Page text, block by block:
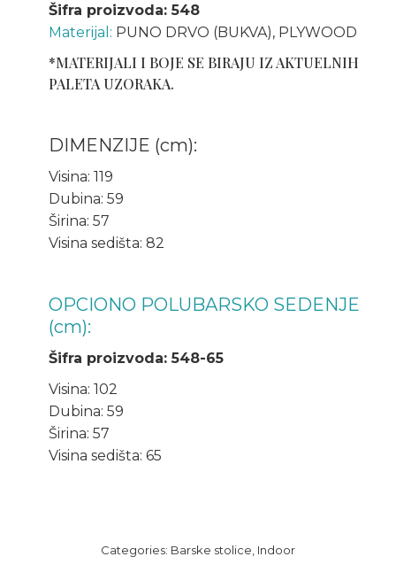
Šifra proizvoda: 548
Materijal: PUNO DRVO (BUKVA), PLYWOOD
*MATERIJALI I BOJE SE BIRAJU IZ AKTUELNIH
PALETA UZORAKA.
DIMENZIJE (cm):
Visina: 119
Dubina: 59
Širina: 57
Visina sedišta: 82
OPCIONO POLUBARSKO SEDENJE
(cm):
Šifra proizvoda: 548-65
Visina: 102
Dubina: 59
Širina: 57
Visina sedišta: 65
Categories: Barske stolice Indoor